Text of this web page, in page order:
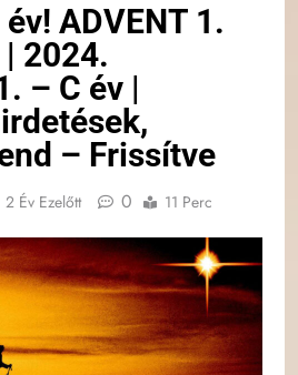
ADVENT 1.
2024.
– C év |
– Frissítve
2 Év Ezelőtt 0 11 Perc